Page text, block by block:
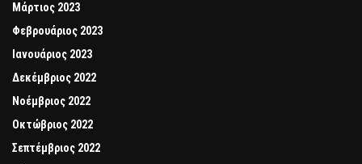
Μάρτιος 2023
Φεβρουάριος 2023
Ιανουάριος 2023
Δεκέμβριος 2022
Νοέμβριος 2022
Οκτώβριος 2022
Σεπτέμβριος 2022